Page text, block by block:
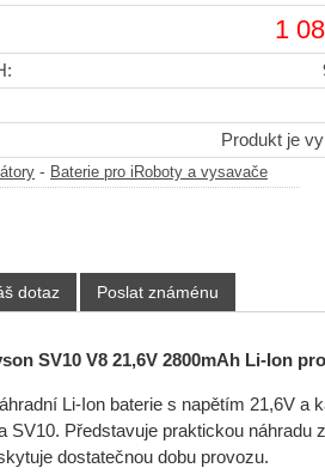
1
Produkt je
- Baterie pro iRoboty a vysavače
dotaz Poslat známénu
SV10 V8 21,6V 2800mAh Li-Ion
Li-Ion baterie s napětím 21,6V a
SV10. Představuje praktickou
dostatečnou dobu provozu.